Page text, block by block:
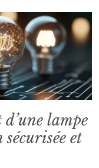
lampe
et